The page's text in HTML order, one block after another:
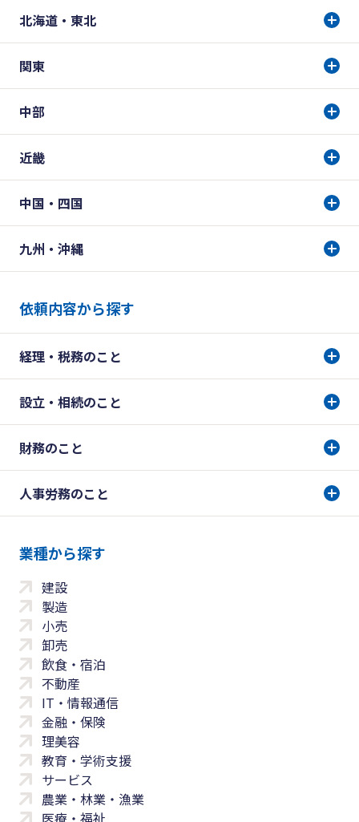
北海道・東北
関東
中部
近畿
中国・四国
九州・沖縄
依頼内容から探す
経理・税務のこと
設立・相続のこと
財務のこと
人事労務のこと
業種から探す
建設
製造
小売
卸売
飲食・宿泊
不動産
IT・情報通信
金融・保険
理美容
教育・学術支援
サービス
農業・林業・漁業
医療・福祉